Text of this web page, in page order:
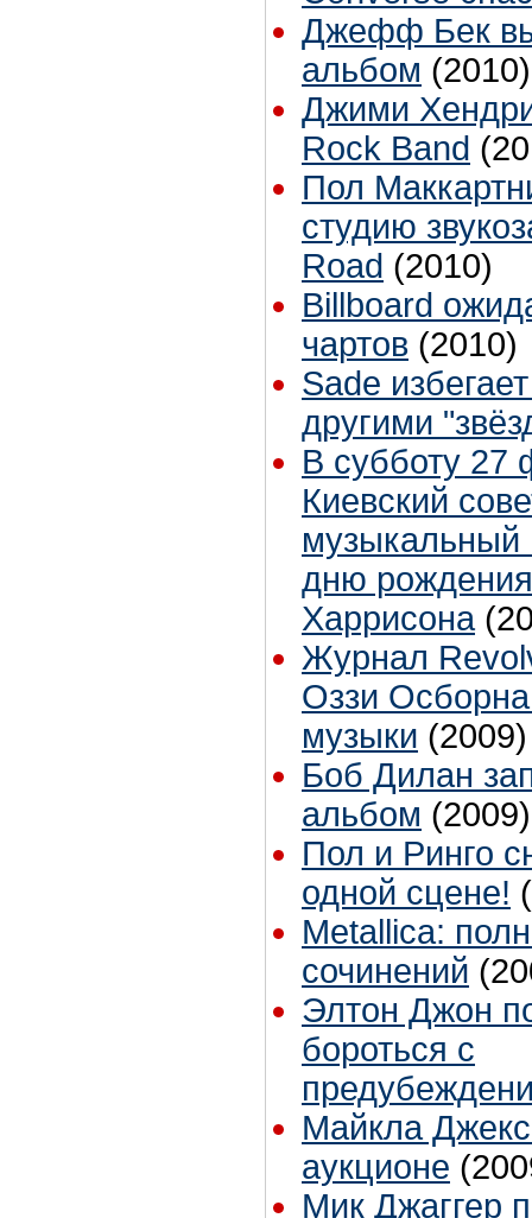
Джефф Бек
альбом (2010)
Джими
Rock Band
Пол
студию
Road (2010)
Billboard
чартов (2010)
Sade
другими
В субботу 27
Киевский
музыкальный
дню
Харрисона
Журнал
Оззи Осборна
музыки (2009)
Боб Дилан
альбом (2009)
Пол и Ринго
одной сцене!
Metallica:
сочинений
Элтон Джон
бороться с
Майкла
аукционе
Мик Джаггер